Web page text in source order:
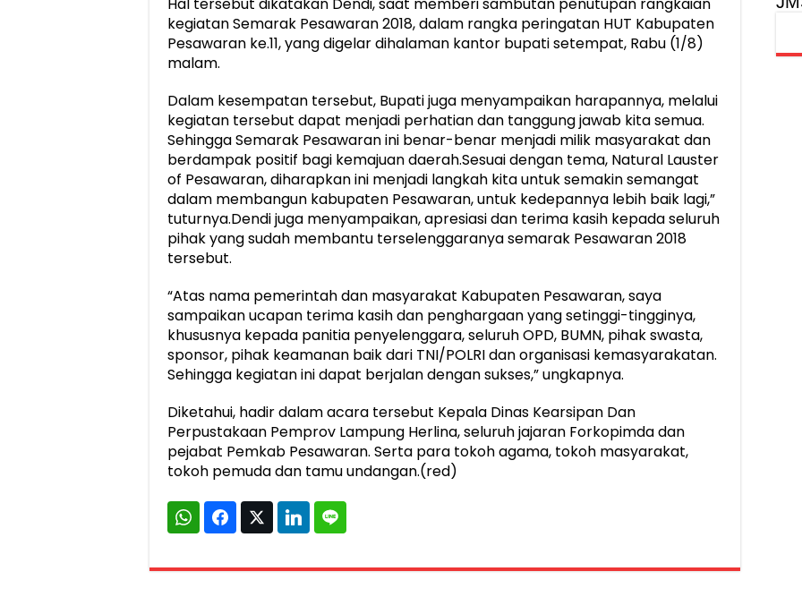
Hal tersebut dikatakan Dendi, saat memberi sambutan penutupan rangkaian
kegiatan Semarak Pesawaran 2018, dalam rangka peringatan HUT Kabupaten
Pesawaran ke.11, yang digelar dihalaman kantor bupati setempat, Rabu (1/8)
malam.
Dalam kesempatan tersebut, Bupati juga menyampaikan harapannya, melalui
kegiatan tersebut dapat menjadi perhatian dan tanggung jawab kita semua.
Sehingga Semarak Pesawaran ini benar-benar menjadi milik masyarakat dan
berdampak positif bagi kemajuan daerah.Sesuai dengan tema, Natural Lauster
of Pesawaran, diharapkan ini menjadi langkah kita untuk semakin semangat
dalam membangun kabupaten Pesawaran, untuk kedepannya lebih baik lagi,”
tuturnya.Dendi juga menyampaikan, apresiasi dan terima kasih kepada seluruh
pihak yang sudah membantu terselenggaranya semarak Pesawaran 2018
tersebut.
“Atas nama pemerintah dan masyarakat Kabupaten Pesawaran, saya
sampaikan ucapan terima kasih dan penghargaan yang setinggi-tingginya,
khususnya kepada panitia penyelenggara, seluruh OPD, BUMN, pihak swasta,
sponsor, pihak keamanan baik dari TNI/POLRI dan organisasi kemasyarakatan.
Sehingga kegiatan ini dapat berjalan dengan sukses,” ungkapnya.
Diketahui, hadir dalam acara tersebut Kepala Dinas Kearsipan Dan
Perpustakaan Pemprov Lampung Herlina, seluruh jajaran Forkopimda dan
pejabat Pemkab Pesawaran. Serta para tokoh agama, tokoh masyarakat,
tokoh pemuda dan tamu undangan.(red)